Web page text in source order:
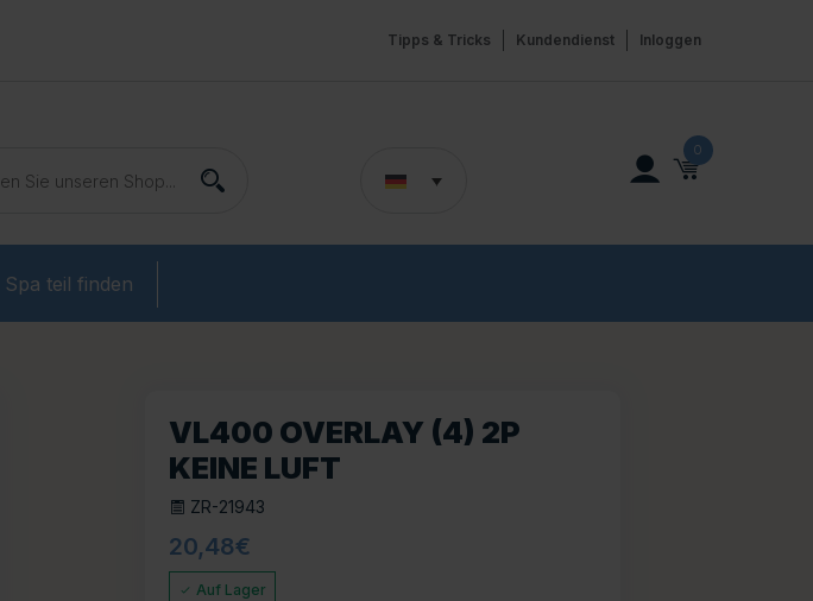
Inloggen
Kundendienst
Tipps & Tricks
0
Spa teil finden
VL400 OVERLAY (4) 2P
KEINE LUFT
ZR-21943
20,48€
Auf Lager